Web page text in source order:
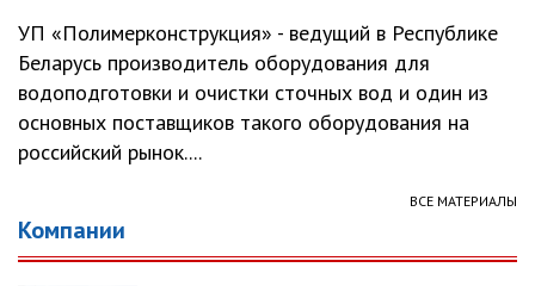
УП «Полимерконструкция» - ведущий в Республике
Беларусь производитель оборудования для
водоподготовки и очистки сточных вод и один из
основных поставщиков такого оборудования на
российский рынок....
ВСЕ МАТЕРИАЛЫ
Компании